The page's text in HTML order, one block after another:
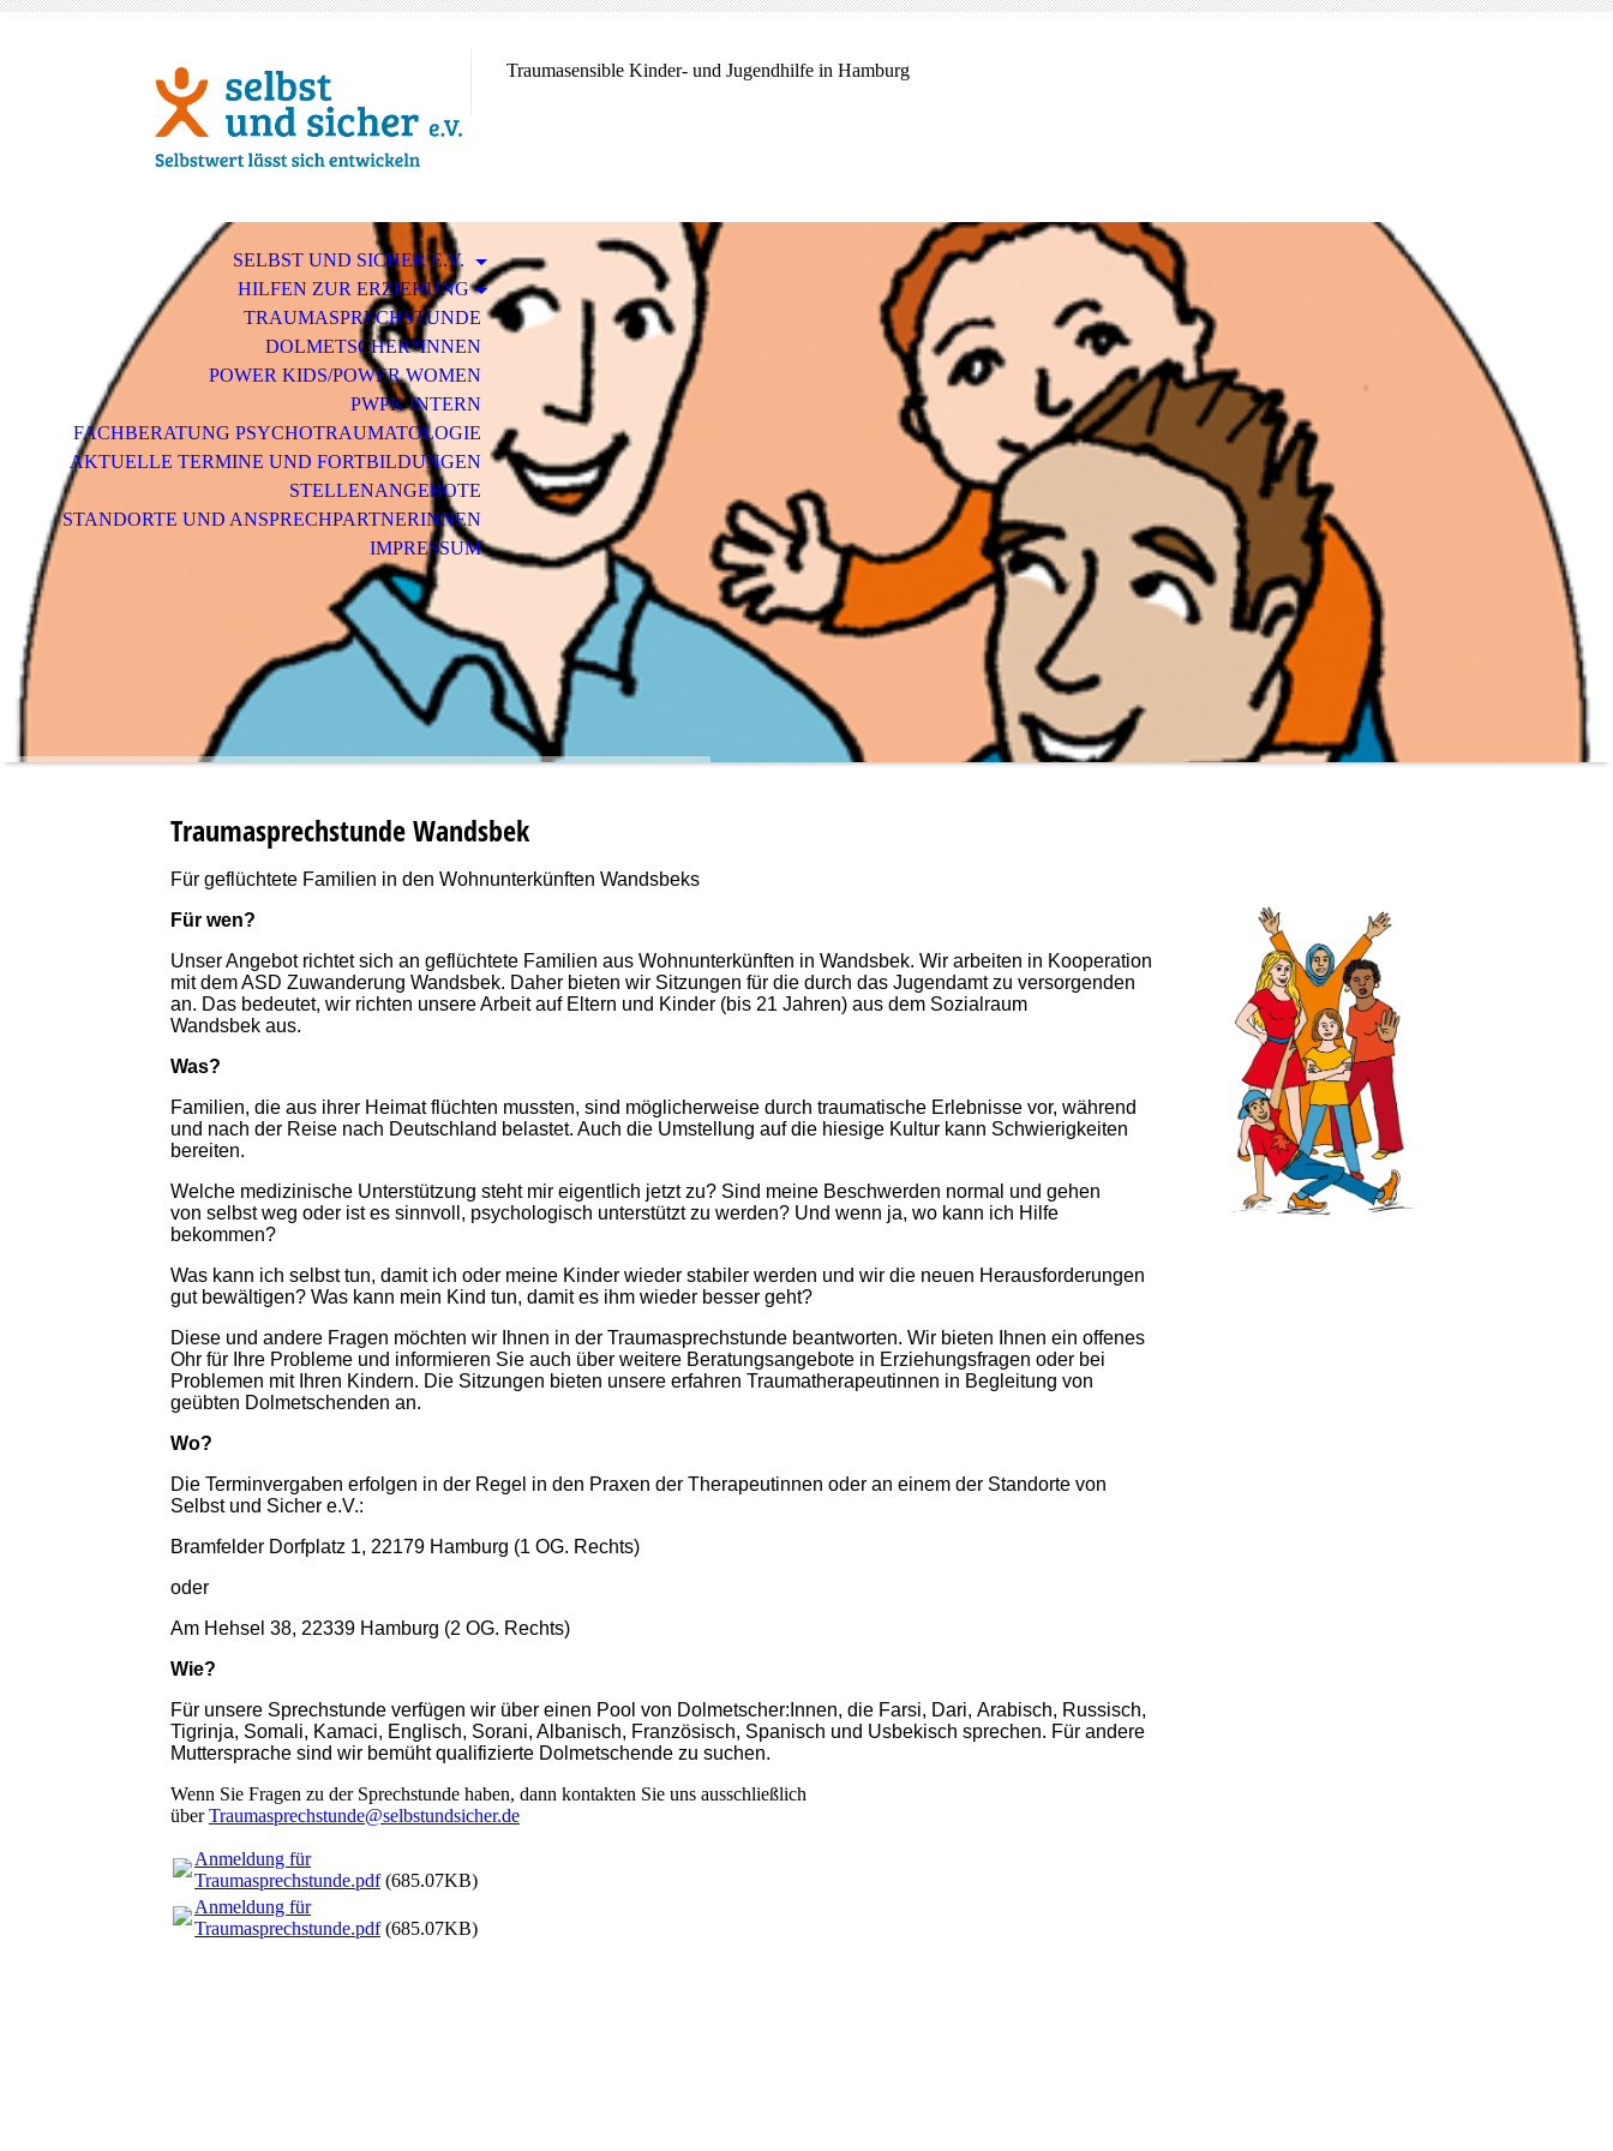
Traumasensible Kinder- und Jugendhilfe in Hamburg
SELBST UND SICHER E.V.
HILFEN ZUR ERZIEHUNG
TRAUMASPRECHSTUNDE
DOLMETSCHER*INNEN
POWER KIDS/POWER WOMEN
PWPK INTERN
FACHBERATUNG PSYCHOTRAUMATOLOGIE
AKTUELLE TERMINE UND FORTBILDUNGEN
STELLENANGEBOTE
STANDORTE UND ANSPRECHPARTNERINNEN
IMPRESSUM
Traumasprechstunde Wandsbek
Für geflüchtete Familien in den Wohnunterkünften Wandsbeks
Für wen?
Unser Angebot richtet sich an geflüchtete Familien aus Wohnunterkünften in Wandsbek. Wir arbeiten in Kooperation
mit dem ASD Zuwanderung Wandsbek. Daher bieten wir Sitzungen für die durch das Jugendamt zu versorgenden
an. Das bedeutet, wir richten unsere Arbeit auf Eltern und Kinder (bis 21 Jahren) aus dem Sozialraum
Wandsbek aus.
Was?
Familien, die aus ihrer Heimat flüchten mussten, sind möglicherweise durch traumatische Erlebnisse vor, während
und nach der Reise nach Deutschland belastet. Auch die Umstellung auf die hiesige Kultur kann Schwierigkeiten
bereiten.
Welche medizinische Unterstützung steht mir eigentlich jetzt zu? Sind meine Beschwerden normal und gehen
von selbst weg oder ist es sinnvoll, psychologisch unterstützt zu werden? Und wenn ja, wo kann ich Hilfe
bekommen?
Was kann ich selbst tun, damit ich oder meine Kinder wieder stabiler werden und wir die neuen Herausforderungen
gut bewältigen? Was kann mein Kind tun, damit es ihm wieder besser geht?
Diese und andere Fragen möchten wir Ihnen in der Traumasprechstunde beantworten. Wir bieten Ihnen ein offenes
Ohr für Ihre Probleme und informieren Sie auch über weitere Beratungsangebote in Erziehungsfragen oder bei
Problemen mit Ihren Kindern. Die Sitzungen bieten unsere erfahren Traumatherapeutinnen in Begleitung von
geübten Dolmetschenden an.
Wo?
Die Terminvergaben erfolgen in der Regel in den Praxen der Therapeutinnen oder an einem der Standorte von
Selbst und Sicher e.V.:
Bramfelder Dorfplatz 1, 22179 Hamburg (1 OG. Rechts)
oder
Am Hehsel 38, 22339 Hamburg (2 OG. Rechts)
Wie?
Für unsere Sprechstunde verfügen wir über einen Pool von Dolmetscher:Innen, die Farsi, Dari, Arabisch, Russisch,
Tigrinja, Somali, Kamaci, Englisch, Sorani, Albanisch, Französisch, Spanisch und Usbekisch sprechen. Für andere
Muttersprache sind wir bemüht qualifizierte Dolmetschende zu suchen.
Wenn Sie Fragen zu der Sprechstunde haben, dann kontakten Sie uns ausschließlich
überTraumasprechstunde@selbstundsicher.de
Anmeldung für
Traumasprechstunde.pdf(685.07KB)
Anmeldung für
Traumasprechstunde.pdf(685.07KB)